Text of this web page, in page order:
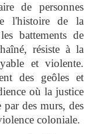
de personnes
l'histoire de la
battements de
résiste à la
et violente.
des geôles et
où la justice
par des murs, des
coloniale.